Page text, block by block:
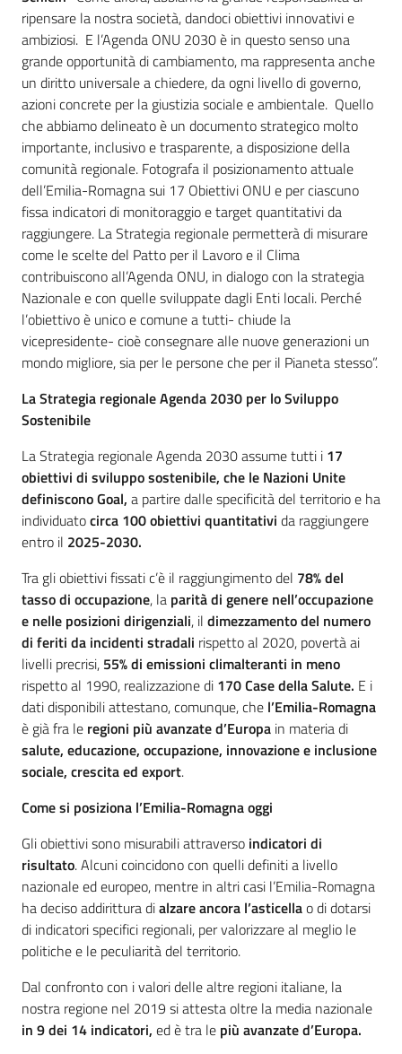
ripensare la nostra società, dandoci obiettivi innovativi e
ambiziosi. E l’Agenda ONU 2030 è in questo senso una
grande opportunità di cambiamento, ma rappresenta anche
un diritto universale a chiedere, da ogni livello di governo,
azioni concrete per la giustizia sociale e ambientale. Quello
che abbiamo delineato è un documento strategico molto
importante, inclusivo e trasparente, a disposizione della
comunità regionale. Fotografa il posizionamento attuale
dell’Emilia-Romagna sui 17 Obiettivi ONU e per ciascuno
fissa indicatori di monitoraggio e target quantitativi da
raggiungere. La Strategia regionale permetterà di misurare
come le scelte del Patto per il Lavoro e il Clima
contribuiscono all’Agenda ONU, in dialogo con la strategia
Nazionale e con quelle sviluppate dagli Enti locali. Perché
l’obiettivo è unico e comune a tutti- chiude la
vicepresidente- cioè consegnare alle nuove generazioni un
mondo migliore, sia per le persone che per il Pianeta stesso”.
La Strategia regionale Agenda 2030 per lo Sviluppo
Sostenibile
La Strategia regionale Agenda 2030 assume tutti i 17
obiettivi di sviluppo sostenibile, che le Nazioni Unite
definiscono Goal, a partire dalle specificità del territorio e ha
individuatocirca 100 obiettivi quantitativi da raggiungere
entro il 2025-2030.
Tra gli obiettivi fissati c’è il raggiungimento del 78% del
tasso di occupazione, la parità di genere nell’occupazione
e nelle posizioni dirigenziali, il dimezzamento del numero
di feriti da incidenti stradali rispetto al 2020, povertà ai
livelli precrisi, 55% di emissioni climalteranti in meno
rispetto al 1990, realizzazione di 170 Case della Salute. E i
dati disponibili attestano, comunque, che l’Emilia-Romagna
è già fra le regioni più avanzate d’Europa in materia di
salute, educazione, occupazione, innovazione e inclusione
sociale, crescita ed export.
Come si posiziona l’Emilia-Romagna oggi
Gli obiettivi sono misurabili attraverso indicatori di
risultato. Alcuni coincidono con quelli definiti a livello
nazionale ed europeo, mentre in altri casi l’Emilia-Romagna
ha deciso addirittura dialzare ancora l’asticellao di dotarsi
di indicatori specifici regionali, per valorizzare al meglio le
politiche e le peculiarità del territorio.
Dal confronto con i valori delle altre regioni italiane, la
nostra regione nel 2019 si attesta oltre la media nazionale
in 9 dei 14 indicatori, ed è tra le più avanzate d’Europa.